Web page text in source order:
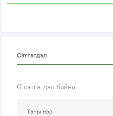
Сэтгэгдэл
0 сэтгэгдэл байна